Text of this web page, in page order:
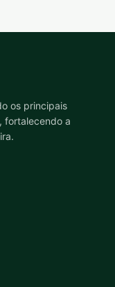
os principais
fortalecendo a